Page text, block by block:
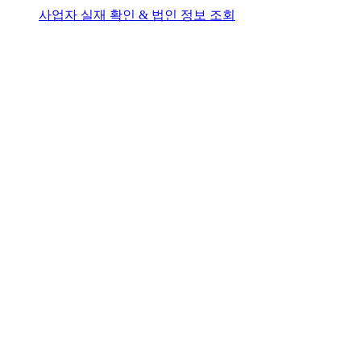
사업자 실재 확인 & 법인 정보 조회